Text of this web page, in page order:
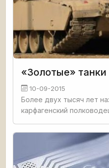
«Золотые»
10-09-2015
Более двух тысяч лет
карфагенский
компенсировать
противника. С тех пор